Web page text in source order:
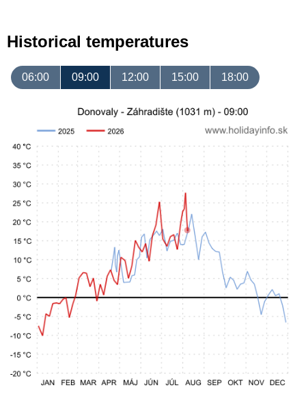
Historical temperatures
06:00 09:00 12:00 15:00 18:00